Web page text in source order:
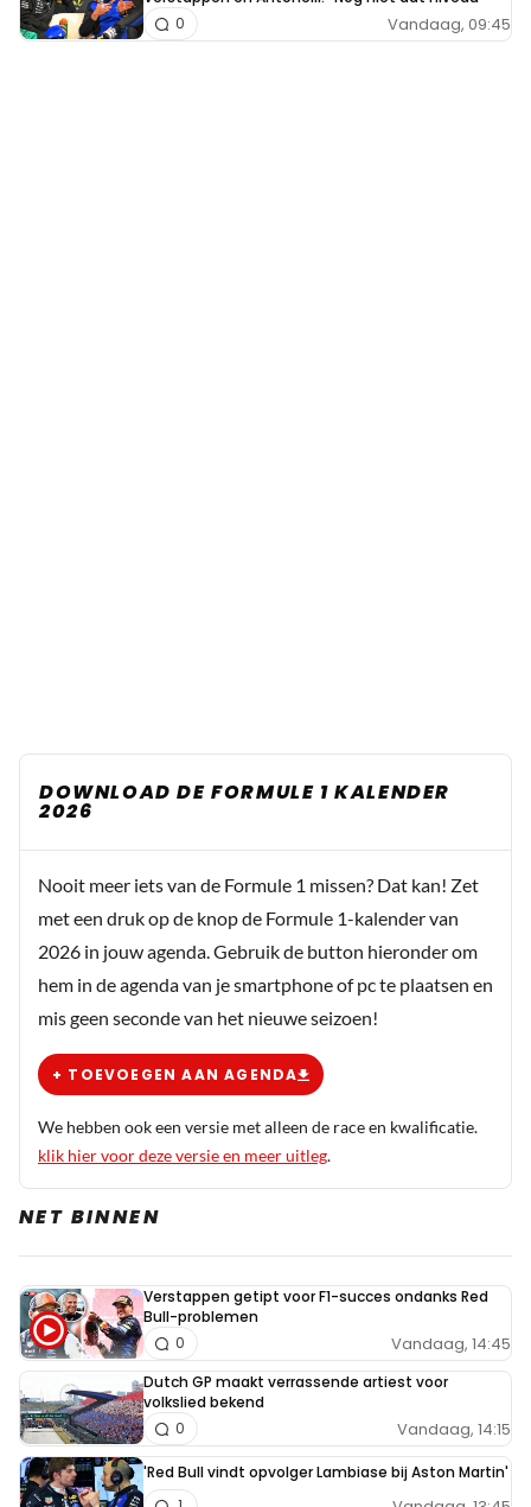
Vandaag, 09:45
0
DOWNLOAD DE FORMULE 1 KALENDER
2026
Nooit meer iets van de Formule 1 missen? Dat kan! Zet
met een druk op de knop de Formule 1-kalender van
2026 in jouw agenda. Gebruik de button hieronder om
hem in de agenda van je smartphone of pc te plaatsen en
mis geen seconde van het nieuwe seizoen!
+ TOEVOEGEN AAN AGENDA
We hebben ook een versie met alleen de race en kwalificatie.
klik hier voor deze versie en meer uitleg.
NET BINNEN
Verstappen getipt voor F1-succes ondanks Red
Bull-problemen
Vandaag, 14:45
0
Dutch GP maakt verrassende artiest voor
volkslied bekend
Vandaag, 14:15
0
'Red Bull vindt opvolger Lambiase bij Aston Martin'